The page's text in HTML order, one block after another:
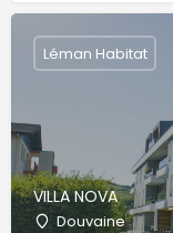
VILLA NOVA
Douvaine
Léman Habitat